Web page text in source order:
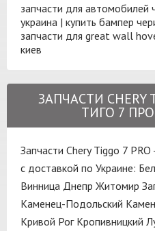
запчасти для автомобилей
украина | купить бампер
запчасти для great wall
киев
ЗАПЧАСТИ CHERY
ТИГО 7
Запчасти Chery Tiggo 7
с доставкой по Украине:
Винница Днепр Житомир
Каменец-Подольский
Кривой Рог Кропивницкий